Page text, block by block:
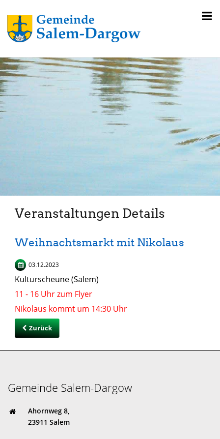
Veranstaltungen Details
Weihnachtsmarkt mit Nikolaus
03.12.2023
Kulturscheune (Salem)
11 - 16 Uhr zum Flyer
Nikolaus kommt um 14:30 Uhr
Zurück
Gemeinde Salem-Dargow
Ahornweg 8,
23911 Salem